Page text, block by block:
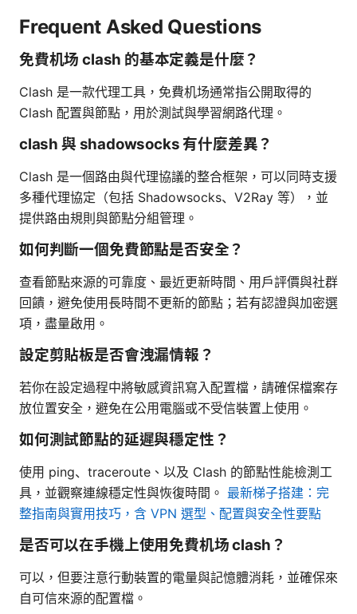
Frequent Asked Questions
免費机场 clash 的基本定義是什麼？
Clash 是一款代理工具，免費机场通常指公開取得的
Clash 配置與節點，用於測試與學習網路代理。
clash 與 shadowsocks 有什麼差異？
Clash 是一個路由與代理協議的整合框架，可以同時支援
多種代理協定（包括 Shadowsocks、V2Ray 等），並
提供路由規則與節點分組管理。
如何判斷一個免費節點是否安全？
查看節點來源的可靠度、最近更新時間、用戶評價與社群
回饋，避免使用長時間不更新的節點；若有認證與加密選
項，盡量啟用。
設定剪貼板是否會洩漏情報？
若你在設定過程中將敏感資訊寫入配置檔，請確保檔案存
放位置安全，避免在公用電腦或不受信裝置上使用。
如何測試節點的延遲與穩定性？
使用 ping、traceroute、以及 Clash 的節點性能檢測工
具，並觀察連線穩定性與恢復時間。 最新梯子搭建：完
整指南與實用技巧，含 VPN 選型、配置與安全性要點
是否可以在手機上使用免費机场 clash？
可以，但要注意行動裝置的電量與記憶體消耗，並確保來
自可信來源的配置檔。